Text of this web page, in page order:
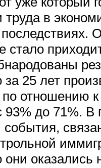
труда в
стало
25 лет
по отношению
до 71%. В
события,
оказались